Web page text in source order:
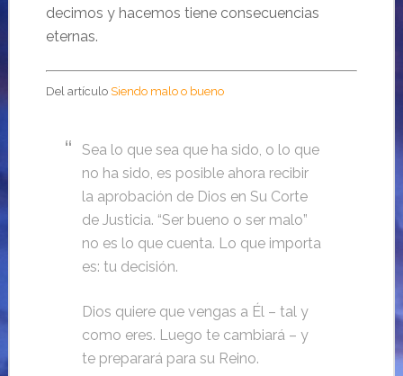
decimos y hacemos tiene consecuencias
eternas.
Del artículo Siendo malo o bueno
Sea lo que sea que ha sido, o lo que
no ha sido, es posible ahora recibir
la aprobación de Dios en Su Corte
de Justicia. “Ser bueno o ser malo”
no es lo que cuenta. Lo que importa
es: tu decisión.
Dios quiere que vengas a Él – tal y
como eres. Luego te cambiará – y
te preparará para su Reino.